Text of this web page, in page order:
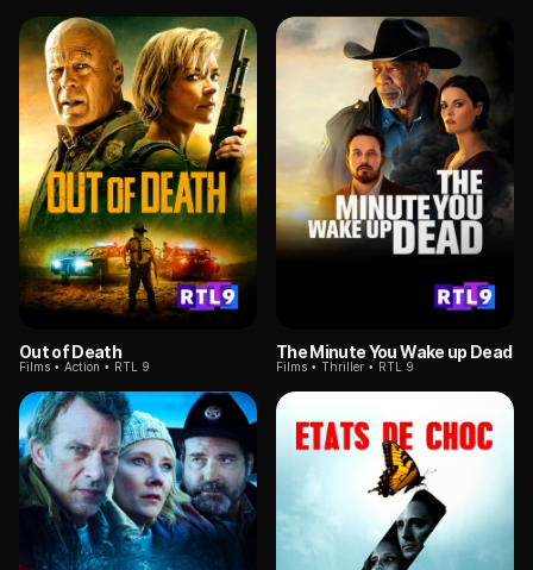
Out of Death
Films Action RTL 9
The Minute You Wake up Dead
Films Thriller RTL 9